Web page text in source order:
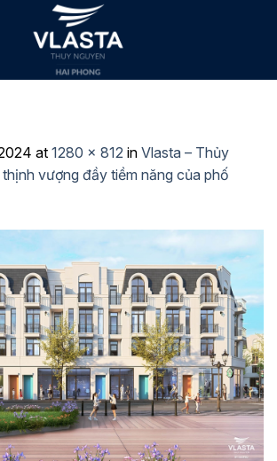
at 1280 × 812 in Vlasta – Thủy
vượng đầy tiềm năng của phố